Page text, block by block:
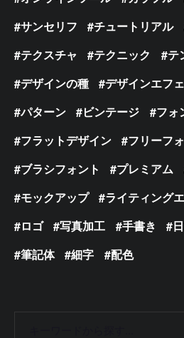
サンセリフ
チュートリアル
テクスチャ
テクニック
テ
デザインの種
デザインエフ
パターン
ビンテージ
フォ
フラットデザイン
フリーフ
ブラシフォント
プレミアム
モックアップ
ライティング
ロゴ
写真加工 手書き
筆記体
細字 配色